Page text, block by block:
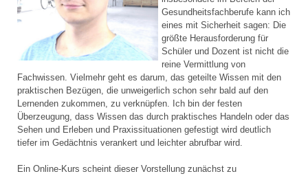
Gesundheitsfachberufe kann ich
eines mit Sicherheit sagen: Die
größte Herausforderung für
Schüler und Dozent ist nicht die
reine Vermittlung von
Fachwissen. Vielmehr geht es darum, das geteilte Wissen mit den
praktischen Bezügen, die unweigerlich schon sehr bald auf den
Lernenden zukommen, zu verknüpfen. Ich bin der festen
Überzeugung, dass Wissen das durch praktisches Handeln oder das
Sehen und Erleben und Praxissituationen gefestigt wird deutlich
tiefer im Gedächtnis verankert und leichter abrufbar wird.
Ein Online-Kurs scheint dieser Vorstellung zunächst zu